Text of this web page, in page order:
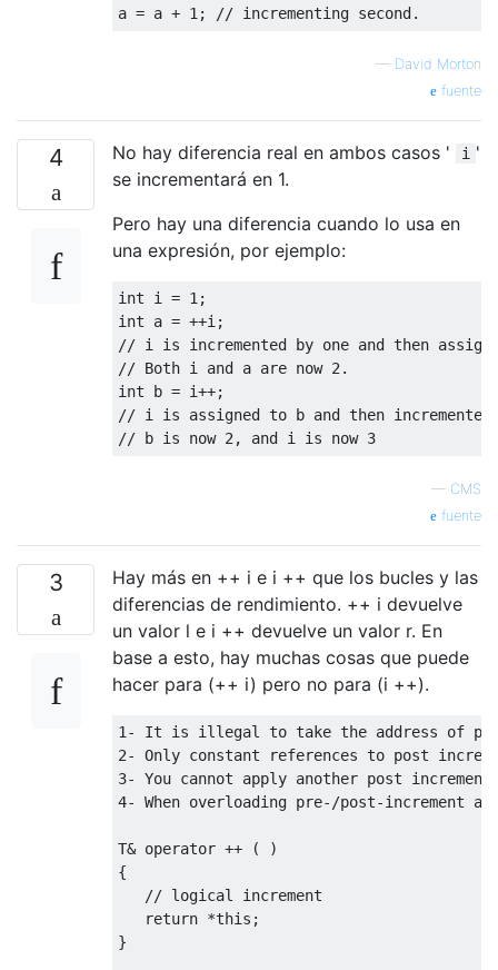
— David Morton
fuente
4 No hay diferencia real en ambos casos ' i '
se incrementará en 1.
Pero hay una diferencia cuando lo usa en
una expresión, por ejemplo:
int i = 1;
int a = ++i;
// i is incremented by one and then
// Both i and a are now 2.
int b = i++;
// i is assigned to b and then incremented
— CMS
fuente
3
Hay más en ++ i e i ++ que los bucles y las
diferencias de rendimiento. ++ i devuelve
un valor l e i ++ devuelve un valor r. En
base a esto, hay muchas cosas que puede
hacer para (++ i) pero no para (i ++).
1- It is illegal to take the address of
2- Only constant references to post
3- You cannot apply another post
4- When overloading pre-/post-increment
T& operator ++ ( )
{
   // logical increment
   return *this;
}